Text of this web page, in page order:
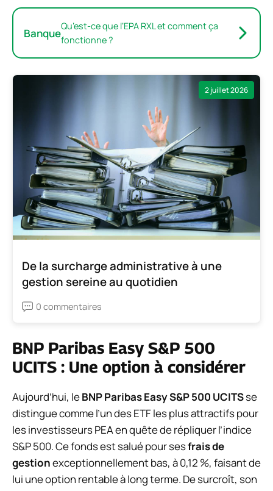
BanqueQu’est-ce que l’EPA RXL et comment ça
fonctionne ?
2 juillet 2026
De la surcharge administrative à une
gestion sereine au quotidien
0 commentaires
BNP Paribas Easy S&P 500
UCITS : Une option à considérer
Aujourd’hui, leBNP Paribas Easy S&P 500 UCITSse
distingue comme l’un des ETF les plus attractifs pour
les investisseurs PEA en quête de répliquer l’indice
S&P 500. Ce fonds est salué pour sesfrais de
gestionexceptionnellement bas, à 0,12 %, faisant de
lui une option rentable à long terme. De surcroît, son